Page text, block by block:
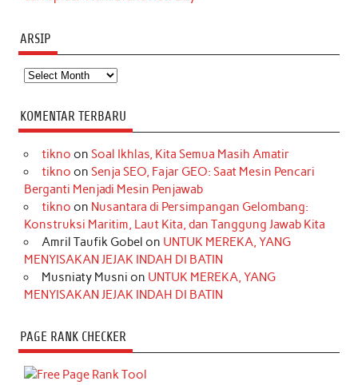
ARSIP
Arsip
KOMENTAR TERBARU
tikno on Soal Ikhlas, Kita Semua Masih Amatir
tikno on Senja SEO, Fajar GEO: Saat Mesin Pencari
Berganti Menjadi Mesin Penjawab
tikno on Nusantara di Persimpangan Gelombang:
Konstruksi Maritim, Laut Kita, dan Tanggung Jawab Kita
Amril Taufik Gobel on UNTUK MEREKA, YANG
MENYISAKAN JEJAK INDAH DI BATIN
Musniaty Musni on UNTUK MEREKA, YANG
MENYISAKAN JEJAK INDAH DI BATIN
PAGE RANK CHECKER